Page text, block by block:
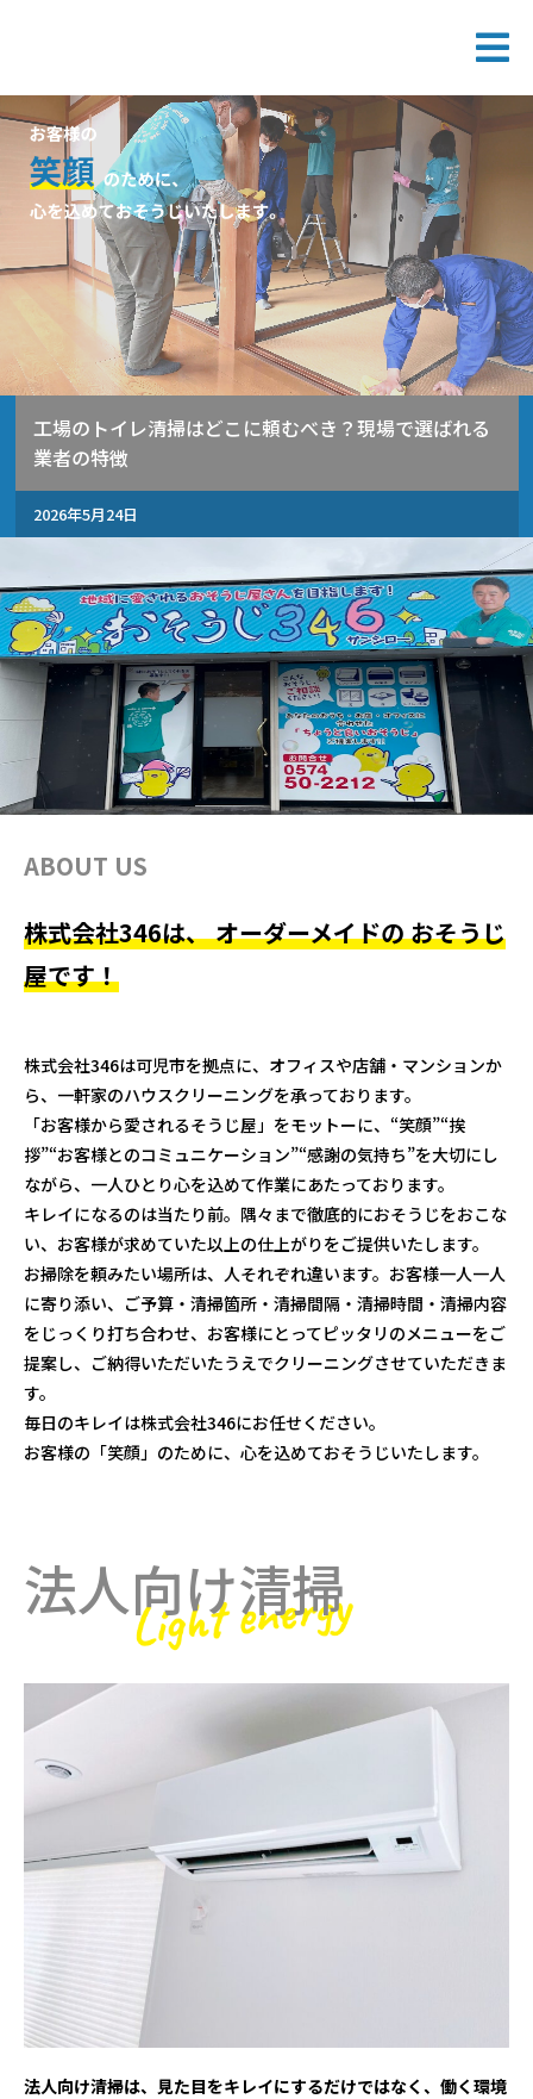
工場のトイレ清掃はどこに頼むべき？現場で選ばれる
業者の特徴
2026年5月24日
ABOUT US
株式会社346は、 オーダーメイドの おそうじ
屋です！
株式会社346は可児市を拠点に、オフィスや店舗・マンションか
ら、一軒家のハウスクリーニングを承っております。
「お客様から愛されるそうじ屋」をモットーに、“笑顔”“挨
拶”“お客様とのコミュニケーション”“感謝の気持ち”を大切にし
ながら、一人ひとり心を込めて作業にあたっております。
キレイになるのは当たり前。隅々まで徹底的におそうじをおこな
い、お客様が求めていた以上の仕上がりをご提供いたします。
お掃除を頼みたい場所は、人それぞれ違います。お客様一人一人
に寄り添い、ご予算・清掃箇所・清掃間隔・清掃時間・清掃内容
をじっくり打ち合わせ、お客様にとってピッタリのメニューをご
提案し、ご納得いただいたうえでクリーニングさせていただきま
す。
毎日のキレイは株式会社346にお任せください。
お客様の「笑顔」のために、心を込めておそうじいたします。
法人向け清掃
法人向け清掃は、見た目をキレイにするだけではなく、働く環境